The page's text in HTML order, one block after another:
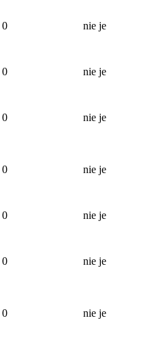
0 nie je
0 nie je
0 nie je
0 nie je
0 nie je
0 nie je
0 nie je